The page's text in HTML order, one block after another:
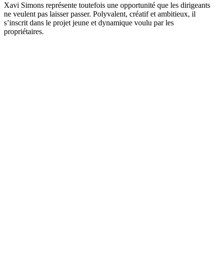
Xavi Simons représente toutefois une opportunité que les dirigeants
ne veulent pas laisser passer. Polyvalent, créatif et ambitieux, il
s’inscrit dans le projet jeune et dynamique voulu par les
propriétaires.